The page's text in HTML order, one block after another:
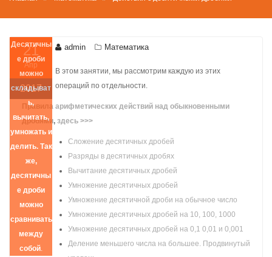
21
Апр
2017
admin Математика
Десятичны
е дроби
можно
складыват
ь,
вычитать,
умножать и
делить. Так
же,
десятичны
е дроби
можно
сравнивать
между
собой.
В этом занятии, мы рассмотрим каждую из этих
операций по отдельности.
Правила арифметических действий над обыкновенными
дробями, здесь >>>
Сложение десятичных дробей
Разряды в десятичных дробях
Вычитание десятичных дробей
Умножение десятичных дробей
Умножение десятичной дроби на обычное число
Умножение десятичных дробей на 10, 100, 1000
Умножение десятичных дробей на 0,1 0,01 и 0,001
Деление меньшего числа на большее. Продвинутый